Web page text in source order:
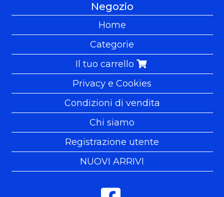
Negozio
Home
Categorie
Il tuo carrello
Privacy e Cookies
Condizioni di vendita
Chi siamo
Registrazione utente
NUOVI ARRIVI